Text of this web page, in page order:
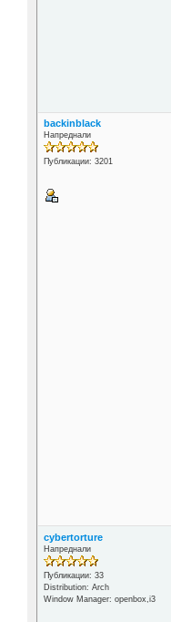
backinblack
Напреднали
Публикации: 3201
cybertorture
Напреднали
Публикации: 33
Distribution: Arch
Window Manager: openbox,i3